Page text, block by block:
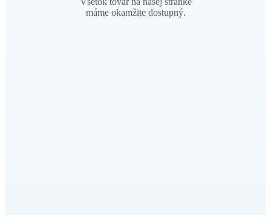
máme okamžite dostupný.